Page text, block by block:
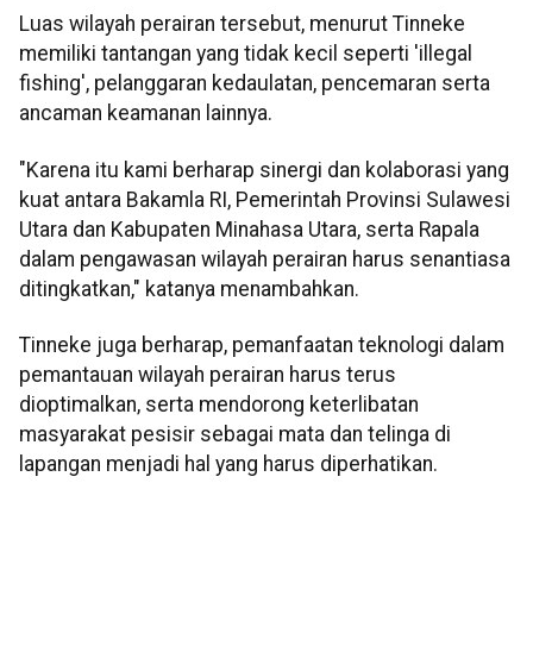
Luas wilayah perairan tersebut, menurut Tinneke
memiliki tantangan yang tidak kecil seperti 'illegal
fishing', pelanggaran kedaulatan, pencemaran serta
ancaman keamanan lainnya.
"Karena itu kami berharap sinergi dan kolaborasi yang
kuat antara Bakamla RI, Pemerintah Provinsi Sulawesi
Utara dan Kabupaten Minahasa Utara, serta Rapala
dalam pengawasan wilayah perairan harus senantiasa
ditingkatkan," katanya menambahkan.
Tinneke juga berharap, pemanfaatan teknologi dalam
pemantauan wilayah perairan harus terus
dioptimalkan, serta mendorong keterlibatan
masyarakat pesisir sebagai mata dan telinga di
lapangan menjadi hal yang harus diperhatikan.